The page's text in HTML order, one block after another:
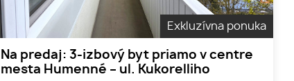
Exkluzívna ponuka
Na predaj: 3-izbový byt priamo v centre
mesta Humenné – ul. Kukorelliho